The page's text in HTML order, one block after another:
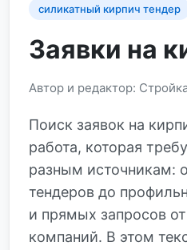
силикатный кирпич тендер
Заявки на
Автор и редактор:
Поиск заявок на
работа, которая
разным источникам:
тендеров до
и прямых запросов
компаний. В этом